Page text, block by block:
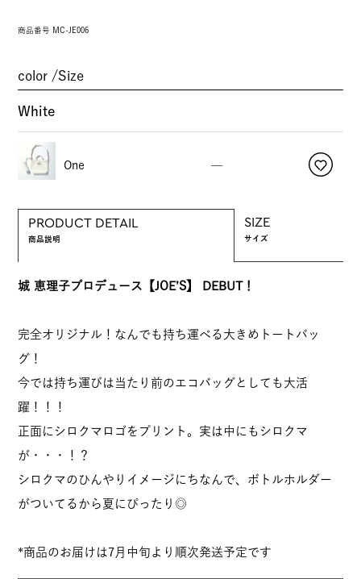
商品番号 MC-JE006
color Size
White
One —
PRODUCT DETAIL
商品説明
SIZE
サイズ
城 恵理子プロデュース【JOE’S】 DEBUT！
完全オリジナル！なんでも持ち運べる大きめトートバッ
グ！
今では持ち運びは当たり前のエコバッグとしても大活
躍！！！
正面にシロクマロゴをプリント。実は中にもシロクマ
が・・・！？
シロクマのひんやりイメージにちなんで、ボトルホルダー
がついてるから夏にぴったり◎
*商品のお届けは7月中旬より順次発送予定です